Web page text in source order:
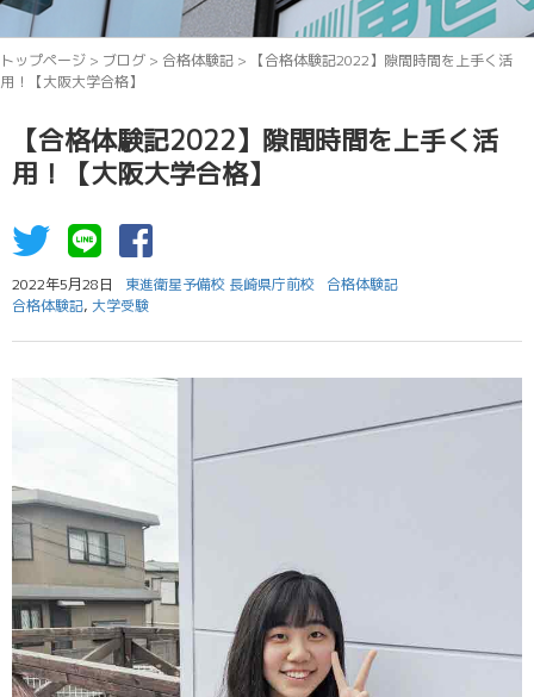
トップページ > ブログ > 合格体験記 >
【合格体験記2022】隙間時間を上手く活
用！【大阪大学合格】
【合格体験記2022】隙間時間を上手く活
用！【大阪大学合格】
2022年5月28日 東進衛星予備校 長崎県庁前校
合格体験記
合格体験記, 大学受験